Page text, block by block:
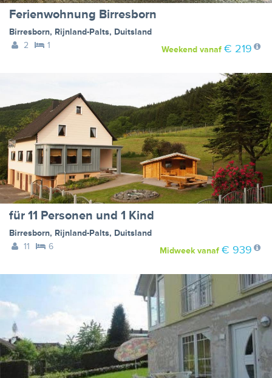
Ferienwohnung Birresborn
Birresborn, Rijnland-Palts, Duitsland
2
1 Weekendvanaf € 219
für 11 Personen und 1 Kind
Birresborn, Rijnland-Palts, Duitsland
11
6 Midweekvanaf € 939